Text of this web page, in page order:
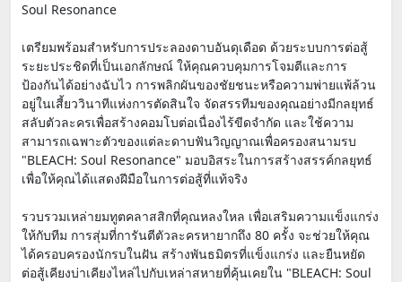
Soul Resonance
เตรียมพร้อมสำหรับการประลองดาบอันดุเดือด ด้วยระบบการต่อสู้
ระยะประชิดที่เป็นเอกลักษณ์ ให้คุณควบคุมการโจมตีและการ
ป้องกันได้อย่างฉับไว การพลิกผันของชัยชนะหรือความพ่ายแพ้ล้วน
อยู่ในเสี้ยววินาทีแห่งการตัดสินใจ จัดสรรทีมของคุณอย่างมีกลยุทธ์
สลับตัวละครเพื่อสร้างคอมโบต่อเนื่องไร้ขีดจำกัด และใช้ความ
สามารถเฉพาะตัวของแต่ละดาบฟันวิญญาณเพื่อครองสนามรบ
"BLEACH: Soul Resonance" มอบอิสระในการสร้างสรรค์กลยุทธ์
เพื่อให้คุณได้แสดงฝีมือในการต่อสู้ที่แท้จริง
รวบรวมเหล่ายมทูตคลาสสิกที่คุณหลงใหล เพื่อเสริมความแข็งแกร่ง
ให้กับทีม การสุ่มที่การันตีตัวละครหายากถึง 80 ครั้ง จะช่วยให้คุณ
ได้ครอบครองนักรบในฝัน สร้างพันธมิตรที่แข็งแกร่ง และยืนหยัด
ต่อสู้เคียงบ่าเคียงไหล่ไปกับเหล่าสหายที่คุ้นเคยใน "BLEACH: Soul